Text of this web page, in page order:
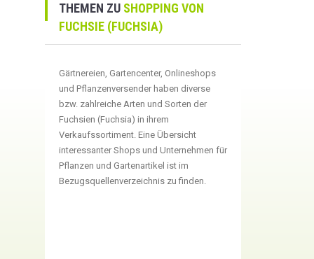
THEMEN ZU SHOPPING VON
FUCHSIE (FUCHSIA)
Gärtnereien, Gartencenter, Onlineshops
und Pflanzenversender haben diverse
bzw. zahlreiche Arten und Sorten der
Fuchsien (Fuchsia) in ihrem
Verkaufssortiment. Eine Übersicht
interessanter Shops und Unternehmen für
Pflanzen und Gartenartikel ist im
Bezugsquellenverzeichnis zu finden.